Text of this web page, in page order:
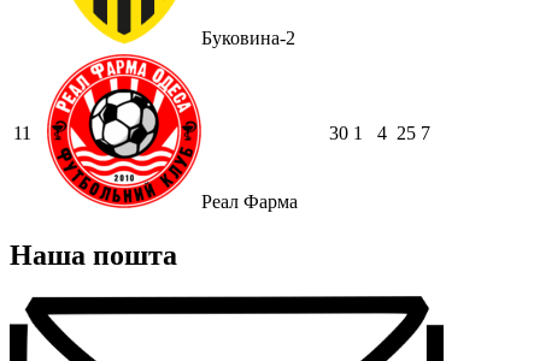
Буковина-2
11
Реал Фарма
30 1 4 25 7
Наша пошта